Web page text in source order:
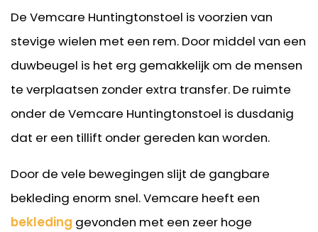
De Vemcare Huntingtonstoel is voorzien van
stevige wielen met een rem. Door middel van een
duwbeugel is het erg gemakkelijk om de mensen
te verplaatsen zonder extra transfer. De ruimte
onder de Vemcare Huntingtonstoel is dusdanig
dat er een tillift onder gereden kan worden.
Door de vele bewegingen slijt de gangbare
bekleding enorm snel. Vemcare heeft een
bekleding gevonden met een zeer hoge